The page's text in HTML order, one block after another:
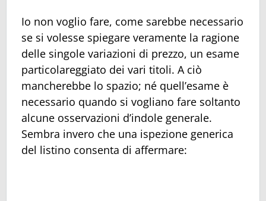
Io non voglio fare, come sarebbe necessario
se si volesse spiegare veramente la ragione
delle singole variazioni di prezzo, un esame
particolareggiato dei vari titoli. A ciò
mancherebbe lo spazio; né quell’esame è
necessario quando si vogliano fare soltanto
alcune osservazioni d’indole generale.
Sembra invero che una ispezione generica
del listino consenta di affermare: